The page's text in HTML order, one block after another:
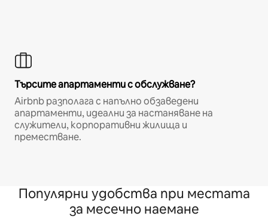
Търсите апартаменти с обслужване?
Airbnb разполага с напълно обзаведени
апартаменти, идеални за настаняване на
служители, корпоративни жилища и
преместване.
Популярни удобства при местата
за месечно наемане